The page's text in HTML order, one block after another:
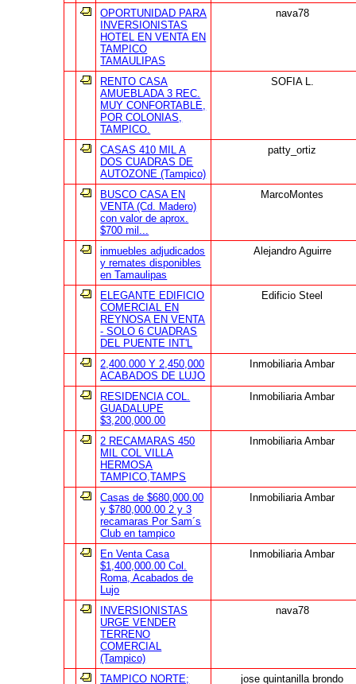
OPORTUNIDAD PARA
INVERSIONISTAS
HOTEL EN VENTA EN
TAMPICO
TAMAULIPAS
nava78
RENTO CASA
AMUEBLADA 3 REC.
MUY CONFORTABLE,
POR COLONIAS,
TAMPICO.
SOFIA L.
CASAS 410 MIL A
DOS CUADRAS DE
AUTOZONE (Tampico)
patty_ortiz
BUSCO CASA EN
VENTA (Cd. Madero)
con valor de aprox.
$700 mil...
MarcoMontes
inmuebles adjudicados
y remates disponibles
en Tamaulipas
Alejandro Aguirre
ELEGANTE EDIFICIO
COMERCIAL EN
REYNOSA EN VENTA
- SOLO 6 CUADRAS
DEL PUENTE INT'L
Edificio Steel
2,400.000 Y 2,450,000
ACABADOS DE LUJO
Inmobiliaria Ambar
RESIDENCIA COL.
GUADALUPE
$3,200,000.00
Inmobiliaria Ambar
2 RECAMARAS 450
MIL COL VILLA
HERMOSA
TAMPICO,TAMPS
Inmobiliaria Ambar
Casas de $680,000.00
y $780,000.00 2 y 3
recamaras Por Sam´s
Club en tampico
Inmobiliaria Ambar
En Venta Casa
$1,400,000.00 Col.
Roma, Acabados de
Lujo
Inmobiliaria Ambar
INVERSIONISTAS
URGE VENDER
TERRENO
COMERCIAL
(Tampico)
nava78
TAMPICO NORTE;
jose quintanilla brondo